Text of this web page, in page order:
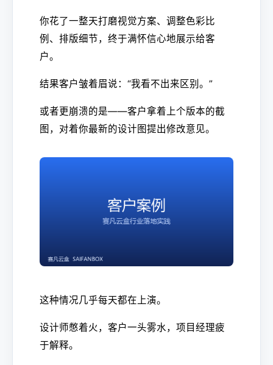
你花了一整天打磨视觉方案、调整色彩比
例、排版细节，终于满怀信心地展示给客
户。
结果客户皱着眉说：“我看不出来区别。”
或者更崩溃的是——客户拿着上个版本的截
图，对着你最新的设计图提出修改意见。
这种情况几乎每天都在上演。
设计师憋着火，客户一头雾水，项目经理疲
于解释。